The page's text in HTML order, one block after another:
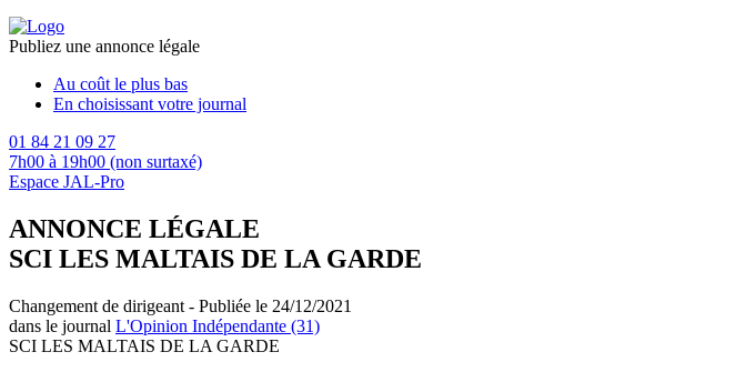
Publiez une annonce légale
Au coût le plus bas
En choisissant votre journal
01 84 21 09 27
7h00 à 19h00 (non surtaxé)
Espace JAL-Pro
ANNONCE LÉGALE
SCI LES MALTAIS DE LA GARDE
Changement de dirigeant - Publiée le 24/12/2021
dans le journal L'Opinion Indépendante (31)
SCI LES MALTAIS DE LA GARDE